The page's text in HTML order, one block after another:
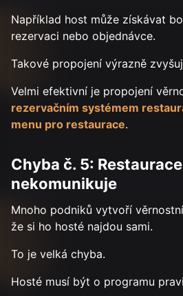
Například host může získávat
rezervaci nebo objednávce.
Takové propojení výrazně
Velmi efektivní je propojení
rezervačním systémem
menu pro restaurace.
Chyba č. 5:
nekomunikuje
Mnoho podniků vytvoří
že si ho hosté najdou sami.
To je velká chyba.
Hosté musí být o programu